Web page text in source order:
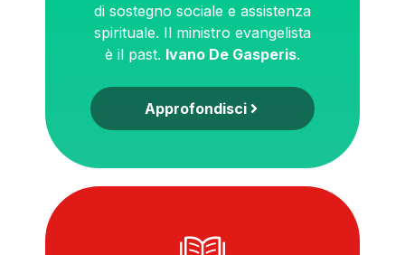
di sostegno sociale e assistenza
spirituale. Il ministro evangelista
è il past. Ivano De Gasperis.
Approfondisci